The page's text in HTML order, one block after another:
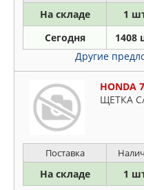
На складе 1
Сегодня 1408
Другие
HONDA
ЩЕТКА
Поставка
На складе 1